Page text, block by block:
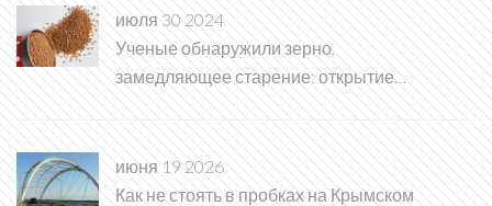
июля 30 2024
Ученые обнаружили зерно,
замедляющее старение: открытие
века в гериатрии
июня 19 2026
Как не стоять в пробках на Крымском